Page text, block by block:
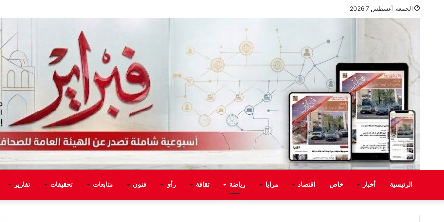
الجمعة, أغسطس 7 2026
الرئيسية أخبار خاص اقتصاد مرايا رياضة ثقافة رأي فنون متابعات تحقيقات تقارير